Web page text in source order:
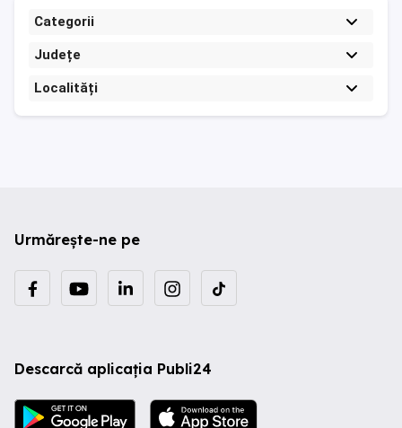
Categorii
Județe
Localități
Urmărește-ne pe
Descarcă aplicația Publi24